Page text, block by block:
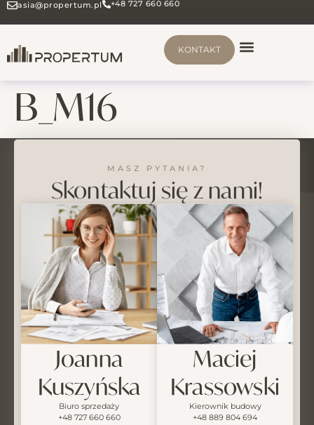
asia@propertum.pl +48 727 660 660
KONTAKT
B_M16
MASZ PYTANIA?
Skontaktuj się z nami!
Joanna
Kuszyńska
Biuro sprzedaży
+48 727 660 660
Maciej
Krassowski
Kierownik budowy
+48 889 804 694